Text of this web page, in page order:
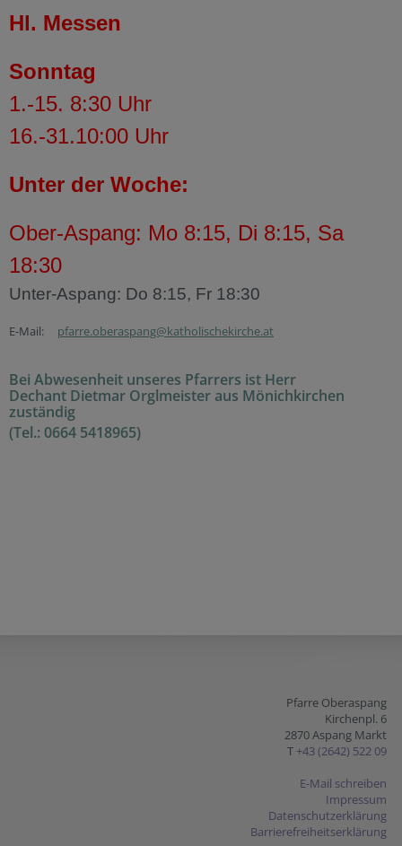
Hl. Messen
Sonntag
1.-15. 8:30 Uhr
16.-31.10:00 Uhr
Unter der Woche:
Ober-Aspang: Mo 8:15, Di 8:15, Sa
18:30
Unter-Aspang: Do 8:15, Fr 18:30
E-Mail: pfarre.oberaspang@katholischekirche.at
Bei Abwesenheit unseres Pfarrers ist Herr
Dechant Dietmar Orglmeister aus Mönichkirchen
zuständig
(Tel.: 0664 5418965)
Pfarre Oberaspang
Kirchenpl. 6
2870 Aspang Markt
T +43 (2642) 522 09
E-Mail schreiben
Impressum
Datenschutzerklärung
Barrierefreiheitserklärung